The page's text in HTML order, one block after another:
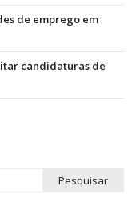
de emprego em
candidaturas de